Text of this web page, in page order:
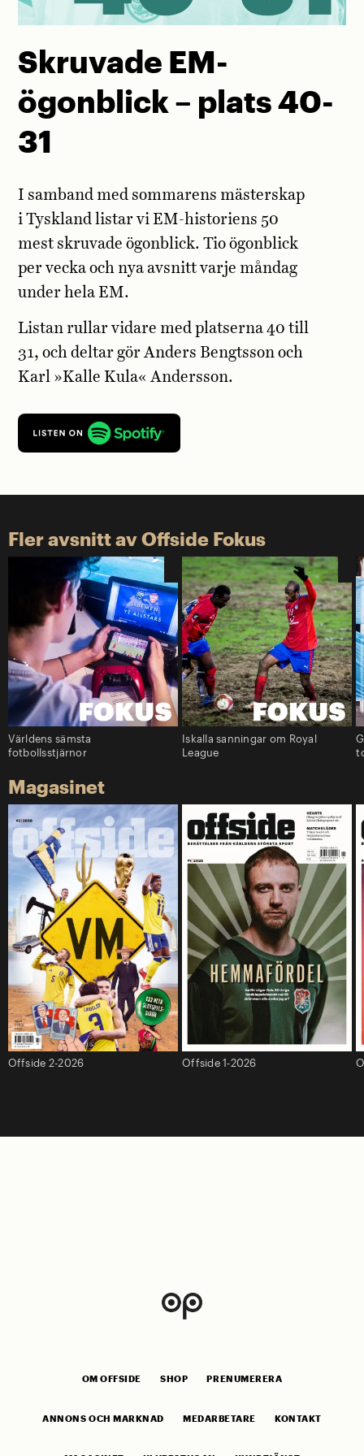
Skruvade EM-
ögonblick – plats 40-
31
I samband med sommarens mästerskap
i Tyskland listar vi EM-historiens 50
mest skruvade ögonblick. Tio ögonblick
per vecka och nya avsnitt varje måndag
under hela EM.
Listan rullar vidare med platserna 40 till
31, och deltar gör Anders Bengtsson och
Karl »Kalle Kula« Andersson.
Fler avsnitt av Offside Fokus
Världens sämsta
fotbollsstjärnor
Iskalla sanningar om Royal
League
Magasinet
Offside 2-2026 Offside 1-2026
OM OFFSIDE SHOP PRENUMERERA
ANNONS OCH MARKNAD MEDARBETARE KONTAKT